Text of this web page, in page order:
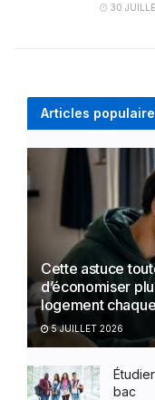
30
Articles
Cette astuce
d’économiser
logement
5 JUILLET 2026
bac